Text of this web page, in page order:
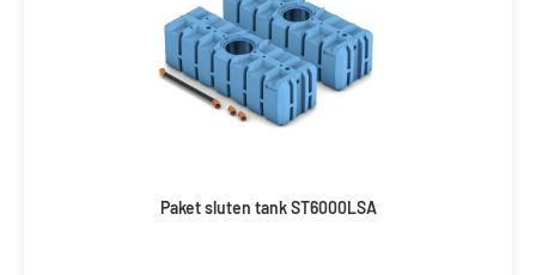
Paket sluten tank ST6000LSA